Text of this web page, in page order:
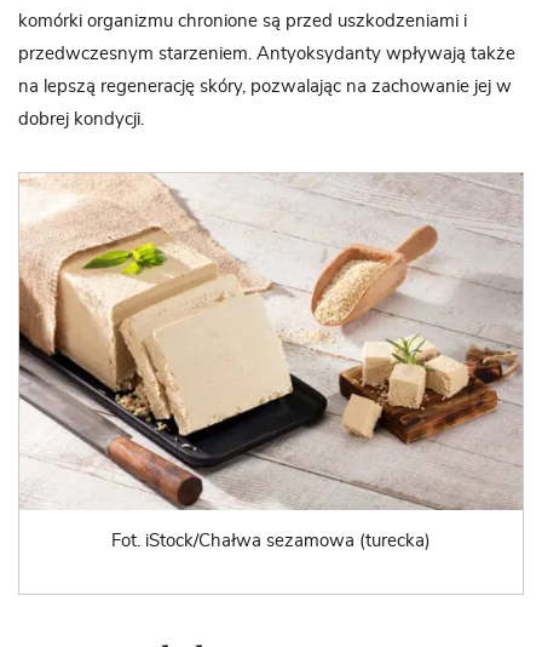
komórki organizmu chronione są przed uszkodzeniami i
przedwczesnym starzeniem. Antyoksydanty wpływają także
na lepszą regenerację skóry, pozwalając na zachowanie jej w
dobrej kondycji.
Fot. iStock/Chałwa sezamowa (turecka)